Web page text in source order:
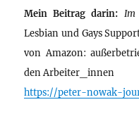
Mein Beitrag darin: Im
Lesbian und Gays
von Amazon:
den Arbeiter_innen
https://peter-nowak-